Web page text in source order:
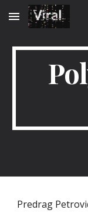
Skip to main content
Predrag